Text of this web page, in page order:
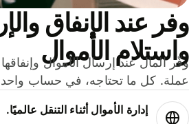
عند الإنفاق
الأموال
كل ما تحتاجه، في حساب واحد،
إدارة الأموال أثناء التنقل عالميًا.